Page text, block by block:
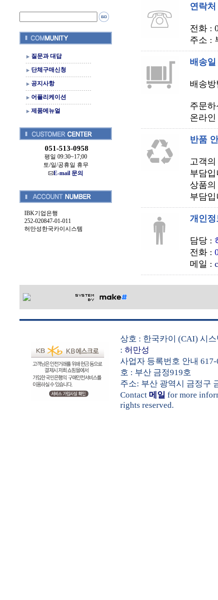
질문과 대답
단체구매신청
공지사항
어플리케이션
제품메뉴얼
051-513-0958
평일 09:30~17;00
토/일/공휴일 휴무
E-mail 문의
IBK기업은행
252-020847-01-011
허만성한국카이시스템
연락처
전화 :
주소 :
배송일
배송
주문
온라
반품
고객
부담
상품
부담
개인
담당 :
전화 :
메일 :
상호 : 한국카이 (CAI) 시
: 허만성
사업자 등록번호 안내
호 : 부산 금정919호
주소: 부산 광역시 금정구
Contact 메일 for more
rights reserved.